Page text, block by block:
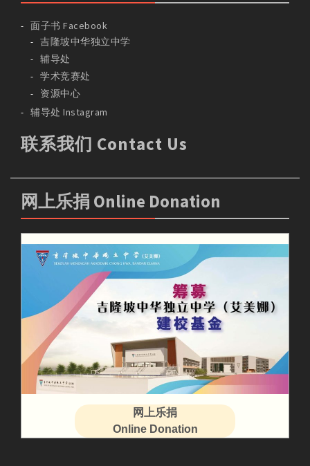
面子书 Facebook
吉隆坡中华独立中学
辅导处
学术竞赛处
资源中心
辅导处 Instagram
联系我们 Contact Us
网上乐捐 Online Donation
网上乐捐
Online Donation